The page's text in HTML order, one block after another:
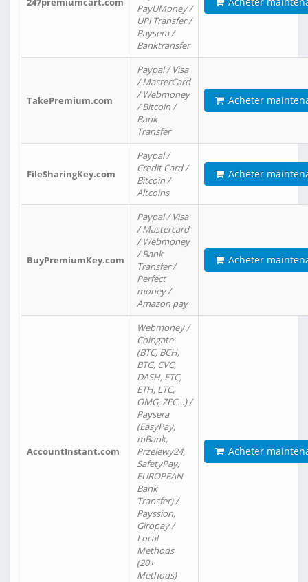
PayUMoney /
UPi Transfer /
Paysera /
Banktransfer
TakePremium.com
Paypal / Visa
/ MasterCard
/ Webmoney
/ Bitcoin /
Bank
Transfer
Acheter
FileSharingKey.com
Paypal /
Credit Card /
Bitcoin /
Altcoins
Acheter
BuyPremiumKey.com
Paypal / Visa
/ Mastercard
/ Webmoney
/ Bank
Transfer /
Perfect
money /
Amazon pay
Acheter
AccountInstant.com
Webmoney /
Coingate
(BTC, BCH,
BTG, CVC,
DASH, ETC,
ETH, LTC,
OMG, ZEC…) /
Paysera
(EasyPay,
mBank,
Przelewy24,
SafetyPay,
EUROPEAN
Bank
Transfer) /
Payssion,
Giropay /
Local
Methods
(20+
Methods)
Acheter